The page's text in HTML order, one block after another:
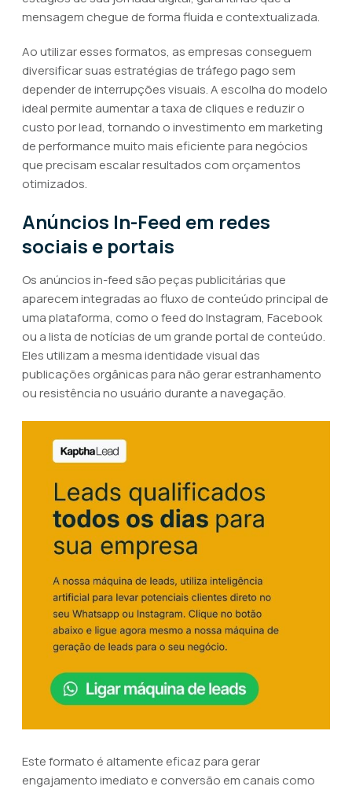
mensagem chegue de forma fluida e contextualizada.
Ao utilizar esses formatos, as empresas conseguem
diversificar suas estratégias de tráfego pago sem
depender de interrupções visuais. A escolha do modelo
ideal permite aumentar a taxa de cliques e reduzir o
custo por lead, tornando o investimento em marketing
de performance muito mais eficiente para negócios
que precisam escalar resultados com orçamentos
otimizados.
Anúncios In-Feed em redes
sociais e portais
Os anúncios in-feed são peças publicitárias que
aparecem integradas ao fluxo de conteúdo principal de
uma plataforma, como o feed do Instagram, Facebook
ou a lista de notícias de um grande portal de conteúdo.
Eles utilizam a mesma identidade visual das
publicações orgânicas para não gerar estranhamento
ou resistência no usuário durante a navegação.
Este formato é altamente eficaz para gerar
engajamento imediato e conversão em canais como